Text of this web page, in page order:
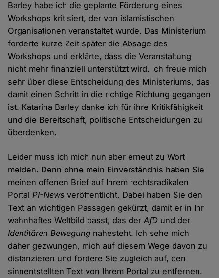
Barley habe ich die geplante Förderung eines
Workshops kritisiert, der von islamistischen
Organisationen veranstaltet wurde. Das Ministerium
forderte kurze Zeit später die Absage des
Workshops und erklärte, dass die Veranstaltung
nicht mehr finanziell unterstützt wird. Ich freue mich
sehr über diese Entscheidung des Ministeriums, das
damit einen Schritt in die richtige Richtung gegangen
ist. Katarina Barley danke ich für ihre Kritikfähigkeit
und die Bereitschaft, politische Entscheidungen zu
überdenken.
Leider muss ich mich nun aber erneut zu Wort
melden. Denn ohne mein Einverständnis haben Sie
meinen offenen Brief auf Ihrem rechtsradikalen
PortalPI-News veröffentlicht. Dabei haben Sie den
Text an wichtigen Passagen gekürzt, damit er in Ihr
wahnhaftes Weltbild passt, das derAfD und der
Identitären Bewegung nahesteht. Ich sehe mich
daher gezwungen, mich auf diesem Wege davon zu
distanzieren und fordere Sie zugleich auf, den
sinnentstellten Text von Ihrem Portal zu entfernen.